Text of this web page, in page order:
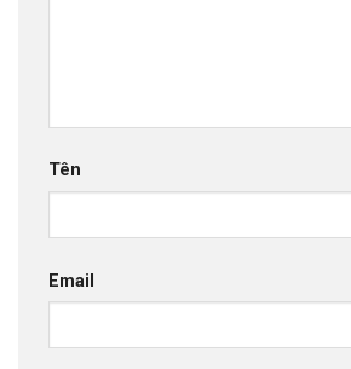
Tên
Email